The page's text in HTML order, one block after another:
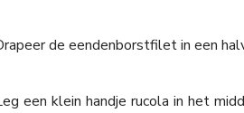
de eendenborstfilet in een
een klein handje rucola in het